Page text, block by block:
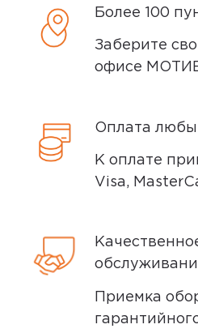
Более 100
Заберите
офисе
Оплата
К оплате
Visa,
Приемка